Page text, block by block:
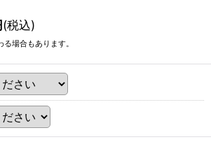
(税込)
場合もあります。